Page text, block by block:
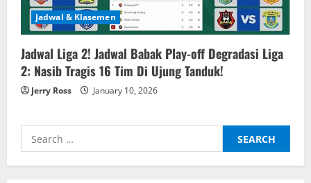
Jadwal & Klasemen
Jadwal Liga 2! Jadwal Babak Play-off Degradasi Liga
2: Nasib Tragis 16 Tim Di Ujung Tanduk!
Jerry Ross January 10, 2026
Search
for: